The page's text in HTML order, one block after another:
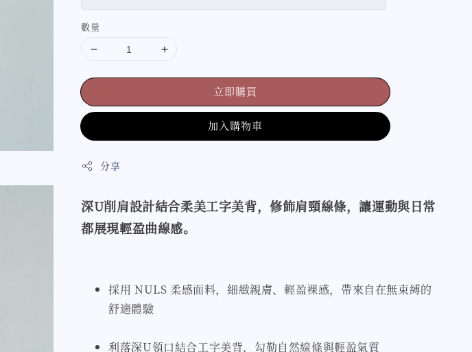
數量
立即購買
加入購物車
分享
深U削肩設計結合柔美工字美背，修飾肩頸線條，讓運動與日常
都展現輕盈曲線感。
採用 NULS 柔感面料，細緻親膚、輕盈裸感，帶來自在無束縛的
舒適體驗
利落深U領口結合工字美背，勾勒自然線條與輕盈氣質